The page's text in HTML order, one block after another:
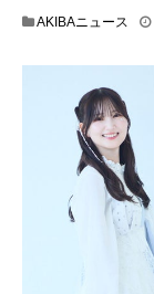
AKIBAニュース